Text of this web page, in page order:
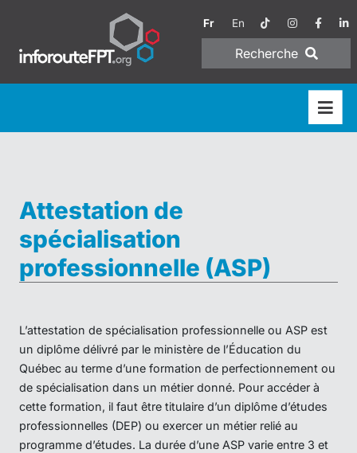
Fr En
Recherche
Attestation de
spécialisation
professionnelle (ASP)
L’attestation de spécialisation professionnelle ou ASP est
un diplôme délivré par le ministère de l’Éducation du
Québec au terme d’une formation de perfectionnement ou
de spécialisation dans un métier donné. Pour accéder à
cette formation, il faut être titulaire d’un diplôme d’études
professionnelles (DEP) ou exercer un métier relié au
programme d’études. La durée d’une ASP varie entre 3 et